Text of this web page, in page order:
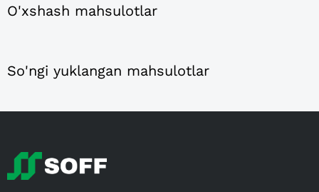
O'xshash mahsulotlar
So'ngi yuklangan mahsulotlar